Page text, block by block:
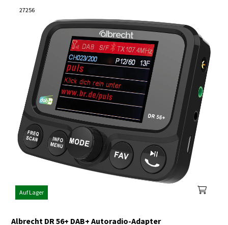
27256
Auf Lager
Albrecht DR 56+ DAB+ Autoradio-Adapter